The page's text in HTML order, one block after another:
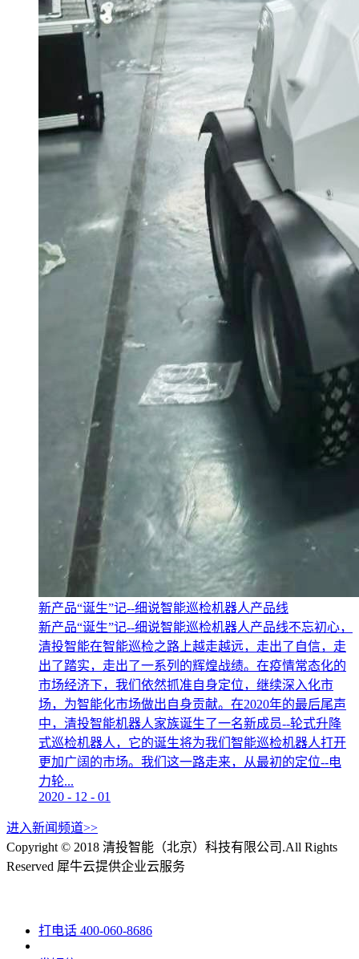
新产品“诞生”记--细说智能巡检机器人产品线
新产品“诞生”记--细说智能巡检机器人产品线不忘初心，
清投智能在智能巡检之路上越走越远，走出了自信，走
出了踏实，走出了一系列的辉煌战绩。在疫情常态化的
市场经济下，我们依然抓准自身定位，继续深入化市
场，为智能化市场做出自身贡献。在2020年的最后尾声
中，清投智能机器人家族诞生了一名新成员--轮式升降
式巡检机器人，它的诞生将为我们智能巡检机器人打开
更加广阔的市场。我们这一路走来，从最初的定位--电
力轮...
2020 - 12 - 01
进入新闻频道>>
Copyright © 2018 清投智能（北京）科技有限公司.All Rights
Reserved 犀牛云提供企业云服务
打电话 400-060-8686